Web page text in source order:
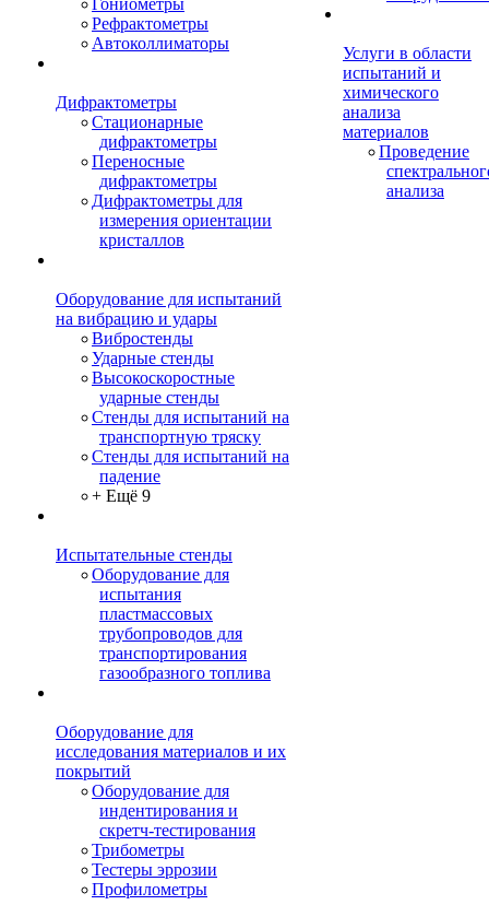
Гониометры
Рефрактометры
Автоколлиматоры
Дифрактометры
Стационарные
дифрактометры
Переносные
дифрактометры
Дифрактометры для
измерения ориентации
кристаллов
Оборудование для испытаний
на вибрацию и удары
Вибростенды
Ударные стенды
Высокоскоростные
ударные стенды
Стенды для испытаний на
транспортную тряску
Стенды для испытаний на
падение
+ Ещё 9
Испытательные стенды
Оборудование для
испытания
пластмассовых
трубопроводов для
транспортирования
газообразного топлива
Оборудование для
исследования материалов и их
покрытий
Оборудование для
индентирования и
скретч-тестирования
Трибометры
Тестеры эррозии
Профилометры
Услуги в области
испытаний и
химического
анализа
материалов
Проведение
анализа